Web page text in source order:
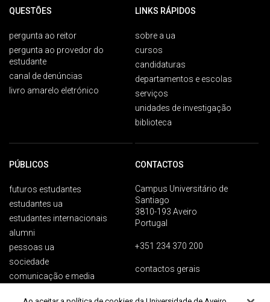
QUESTÕES
pergunta ao reitor
pergunta ao provedor do
estudante
canal de denúncias
livro amarelo eletrónico
LINKS RÁPIDOS
sobre a ua
cursos
candidaturas
departamentos e escolas
serviços
unidades de investigação
biblioteca
PÚBLICOS
futuros estudantes
estudantes ua
estudantes internacionais
alumni
pessoas ua
sociedade
comunicação e media
CONTACTOS
Campus Universitário de
Santiago
3810-193 Aveiro
Portugal
+351 234 370 200
contactos gerais